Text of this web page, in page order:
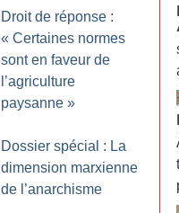
Droit de réponse :
« Certaines normes
sont en faveur de
l’agriculture
paysanne »
Dossier spécial : La
dimension marxienne
de l’anarchisme